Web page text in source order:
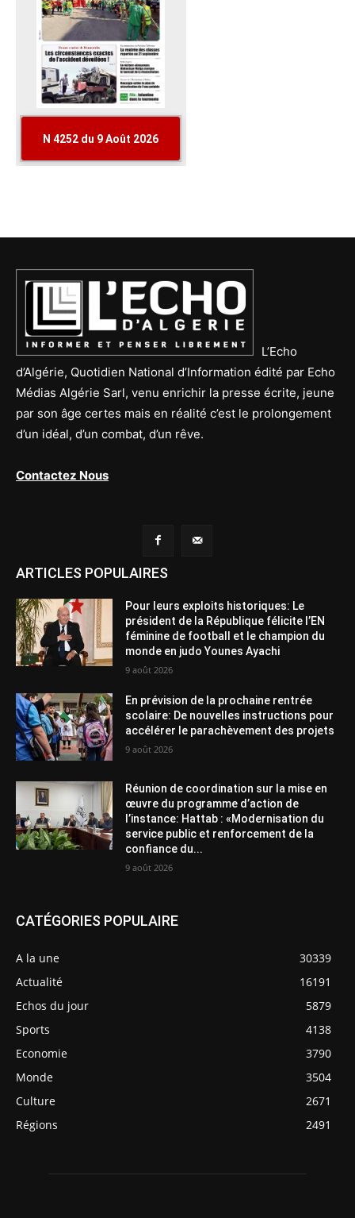
L’Echo
d’Algérie, Quotidien National d’Information édité par Echo
Médias Algérie Sarl, venu enrichir la presse écrite, jeune
par son âge certes mais en réalité c’est le prolongement
d’un idéal, d’un combat, d’un rêve.
Contactez Nous
ARTICLES POPULAIRES
Pour leurs exploits historiques: Le
président de la République félicite l’EN
féminine de football et le champion du
monde en judo Younes Ayachi
9 août 2026
En prévision de la prochaine rentrée
scolaire: De nouvelles instructions pour
accélérer le parachèvement des projets
9 août 2026
Réunion de coordination sur la mise en
œuvre du programme d’action de
l’instance: Hattab : «Modernisation du
service public et renforcement de la
confiance du...
9 août 2026
CATÉGORIES POPULAIRE
A la une
30339
Actualité
16191
Echos du jour
5879
Sports
4138
Economie
3790
Monde
3504
Culture
2671
Régions
2491